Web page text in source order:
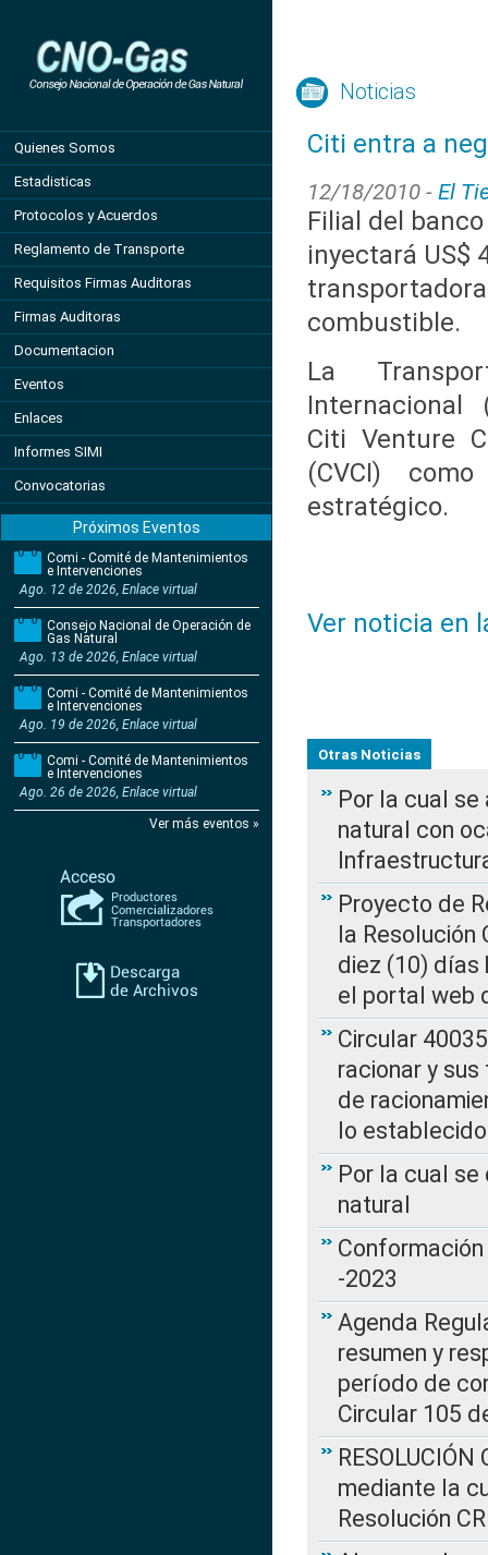
Quienes Somos
Estadisticas
Protocolos y Acuerdos
Reglamento de Transporte
Requisitos Firmas Auditoras
Firmas Auditoras
Documentacion
Eventos
Enlaces
Informes SIMI
Convocatorias
Próximos Eventos
Comi - Comité de Mantenimientos
e Intervenciones
Ago. 12 de 2026, Enlace virtual
Consejo Nacional de Operación de
Gas Natural
Ago. 13 de 2026, Enlace virtual
Comi - Comité de Mantenimientos
e Intervenciones
Ago. 19 de 2026, Enlace virtual
Comi - Comité de Mantenimientos
e Intervenciones
Ago. 26 de 2026, Enlace virtual
Ver más eventos »
Noticias
Citi entra a
12/18/2010 - El
Filial del banco
inyectará US$
combustible.
La
Internacional
Citi Venture
(CVCI)
estratégico.
Ver noticia en
Otras Noticias
Por la cual
natural con
Proyecto de
la Resolución
diez (10) días
el portal web
Circular
racionar y
de
lo
Por la cual
natural
-2023
Agenda
resumen y
período de
Circular 105
mediante la
Resolución